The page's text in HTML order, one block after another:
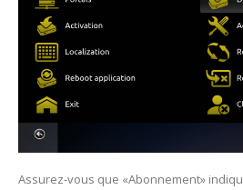
Assurez-vous que «Abonnement»